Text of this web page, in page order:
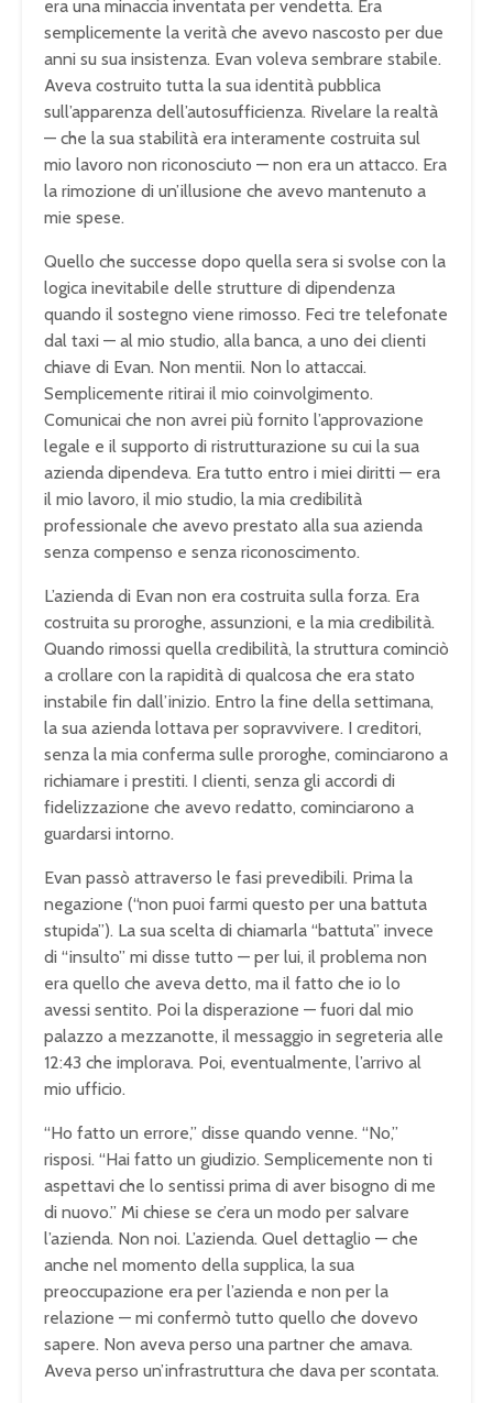
era una minaccia inventata per vendetta. Era
semplicemente la verità che avevo nascosto per due
anni su sua insistenza. Evan voleva sembrare stabile.
Aveva costruito tutta la sua identità pubblica
sull’apparenza dell’autosufficienza. Rivelare la realtà
— che la sua stabilità era interamente costruita sul
mio lavoro non riconosciuto — non era un attacco. Era
la rimozione di un’illusione che avevo mantenuto a
mie spese.
Quello che successe dopo quella sera si svolse con la
logica inevitabile delle strutture di dipendenza
quando il sostegno viene rimosso. Feci tre telefonate
dal taxi — al mio studio, alla banca, a uno dei clienti
chiave di Evan. Non mentii. Non lo attaccai.
Semplicemente ritirai il mio coinvolgimento.
Comunicai che non avrei più fornito l’approvazione
legale e il supporto di ristrutturazione su cui la sua
azienda dipendeva. Era tutto entro i miei diritti — era
il mio lavoro, il mio studio, la mia credibilità
professionale che avevo prestato alla sua azienda
senza compenso e senza riconoscimento.
L’azienda di Evan non era costruita sulla forza. Era
costruita su proroghe, assunzioni, e la mia credibilità.
Quando rimossi quella credibilità, la struttura cominciò
a crollare con la rapidità di qualcosa che era stato
instabile fin dall’inizio. Entro la fine della settimana,
la sua azienda lottava per sopravvivere. I creditori,
senza la mia conferma sulle proroghe, cominciarono a
richiamare i prestiti. I clienti, senza gli accordi di
fidelizzazione che avevo redatto, cominciarono a
guardarsi intorno.
Evan passò attraverso le fasi prevedibili. Prima la
negazione (“non puoi farmi questo per una battuta
stupida”). La sua scelta di chiamarla “battuta” invece
di “insulto” mi disse tutto — per lui, il problema non
era quello che aveva detto, ma il fatto che io lo
avessi sentito. Poi la disperazione — fuori dal mio
palazzo a mezzanotte, il messaggio in segreteria alle
12:43 che implorava. Poi, eventualmente, l’arrivo al
mio ufficio.
“Ho fatto un errore,” disse quando venne. “No,”
risposi. “Hai fatto un giudizio. Semplicemente non ti
aspettavi che lo sentissi prima di aver bisogno di me
di nuovo.” Mi chiese se c’era un modo per salvare
l’azienda. Non noi. L’azienda. Quel dettaglio — che
anche nel momento della supplica, la sua
preoccupazione era per l’azienda e non per la
relazione — mi confermò tutto quello che dovevo
sapere. Non aveva perso una partner che amava.
Aveva perso un’infrastruttura che dava per scontata.